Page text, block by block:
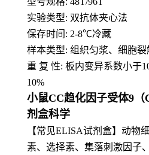
实验类型: 双抗体夹心法
保存时间: 2-8℃冷藏
样本类型: 组织匀浆、细胞
重 复 性: 板内变异系数小于
10%
小鼠CC趋化因子受体9
剂盒科学
【常见ELISA试剂盒】动物
素、选择素、集落刺激因子